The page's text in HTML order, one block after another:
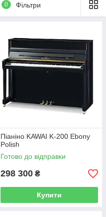
0 Фільтри
Піаніно KAWAI K-200 Ebony
Polish
Готово до відправки
298 300 ₴
Купити